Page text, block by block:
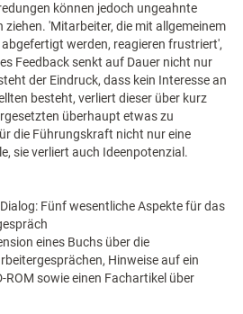
können jedoch ungeahnte
'Mitarbeiter, die mit allgemeinem
werden, reagieren frustriert',
Feedback senkt auf Dauer nicht nur
der Eindruck, dass kein Interesse an
besteht, verliert dieser über kurz
überhaupt etwas zu
die Führungskraft nicht nur eine
sie verliert auch Ideenpotenzial.
Fünf wesentliche Aspekte für das
eines Buchs über die
Hinweise auf ein
ROM sowie einen Fachartikel über